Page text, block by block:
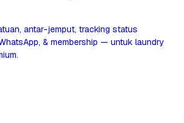
antar-jemput, tracking status
& membership — untuk laundry